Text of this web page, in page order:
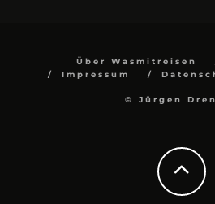
Über Wasmitreisen
Impressum
© Jürgen